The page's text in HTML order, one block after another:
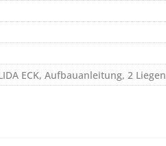
ECK, Aufbauanleitung, 2 Liegen